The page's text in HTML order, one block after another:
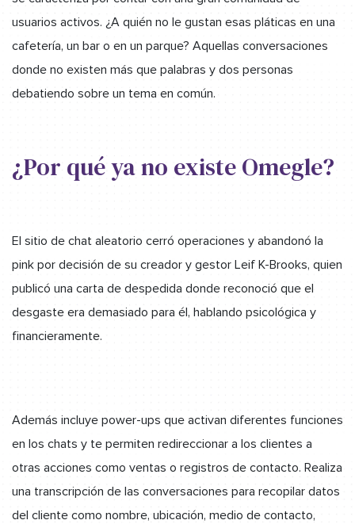
usuarios activos. ¿A quién no le gustan esas pláticas en una
cafetería, un bar o en un parque? Aquellas conversaciones
donde no existen más que palabras y dos personas
debatiendo sobre un tema en común.
¿Por qué ya no existe Omegle?
El sitio de chat aleatorio cerró operaciones y abandonó la
pink por decisión de su creador y gestor Leif K-Brooks, quien
publicó una carta de despedida donde reconoció que el
desgaste era demasiado para él, hablando psicológica y
financieramente.
Además incluye power-ups que activan diferentes funciones
en los chats y te permiten redireccionar a los clientes a
otras acciones como ventas o registros de contacto. Realiza
una transcripción de las conversaciones para recopilar datos
del cliente como nombre, ubicación, medio de contacto,